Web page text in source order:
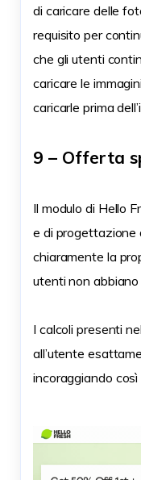
di caricare delle
requisito per
che gli utenti
caricare le
caricarle prima
9 – Offerta
Il modulo di Hello
e di progettazione
chiaramente la
utenti non abbiano
I calcoli presenti
all’utente
incoraggiando